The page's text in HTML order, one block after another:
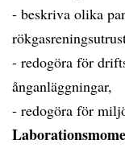
- beskriva olika
- redogöra för
ånganläggningar,
- redogöra för